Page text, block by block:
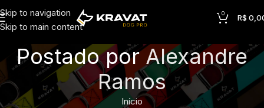
Skip to navigation
Skip to main content
0 R$
Postado porAlexandre
Ramos
Início